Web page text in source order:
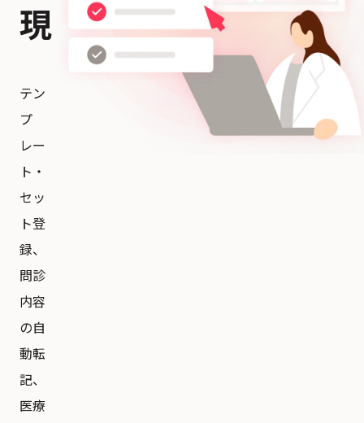
現
テン
プ
レー
ト・
セッ
ト登
録、
問診
内容
の自
動転
記、
医療